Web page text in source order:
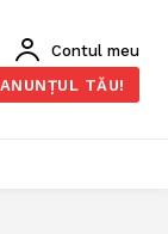
Contul meu
TĂU!